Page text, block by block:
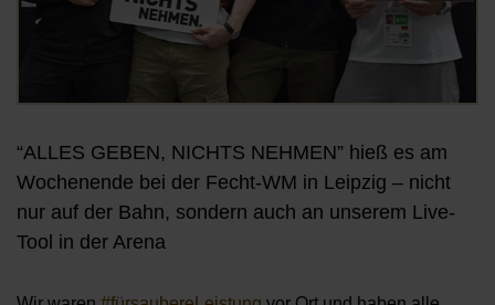
“ALLES GEBEN, NICHTS NEHMEN” hieß es am
Wochenende bei der Fecht-WM in Leipzig – nicht
nur auf der Bahn, sondern auch an unserem Live-
Tool in der Arena